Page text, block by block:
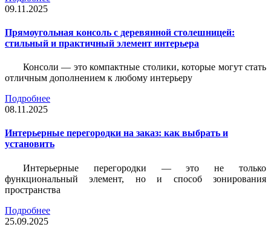
09.11.2025
Прямоугольная консоль с деревянной столешницей:
стильный и практичный элемент интерьера
Консоли — это компактные столики, которые могут стать
отличным дополнением к любому интерьеру
Подробнее
08.11.2025
Интерьерные перегородки на заказ: как выбрать и
установить
Интерьерные перегородки — это не только
функциональный элемент, но и способ зонирования
пространства
Подробнее
25.09.2025